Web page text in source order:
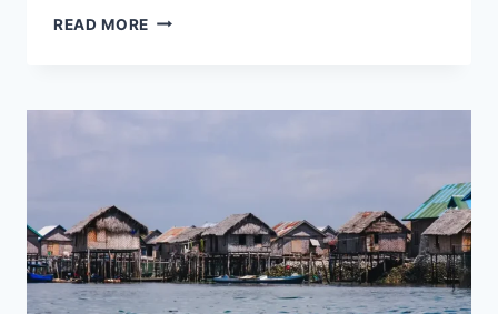
READ MORE UPACARA
YANG